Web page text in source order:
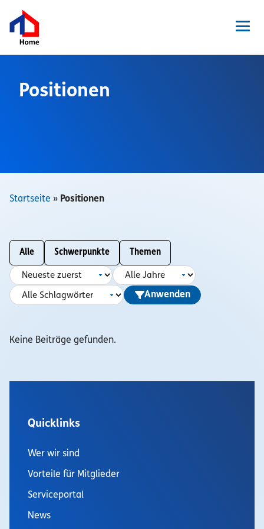
Inhalt
springen
Presse
Positionen
Startseite » Positionen
Alle Schwerpunkte Themen
Anwenden
Keine Beiträge gefunden.
Quicklinks
Wer wir sind
Vorteile für Mitglieder
Serviceportal
News